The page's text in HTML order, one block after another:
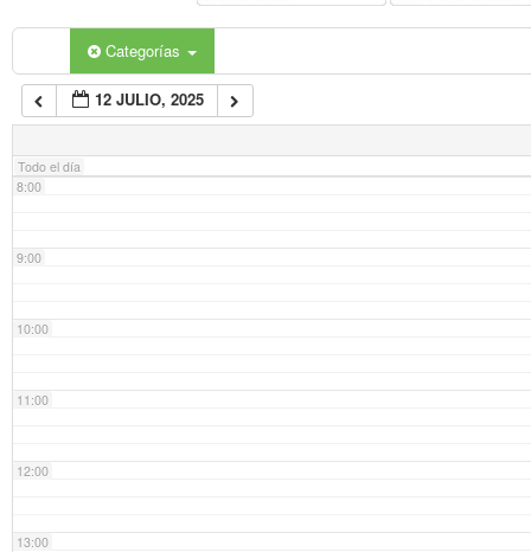
Categorías
12 JULIO, 2025
Todo el día
7:00
8:00
9:00
10:00
11:00
12:00
13:00